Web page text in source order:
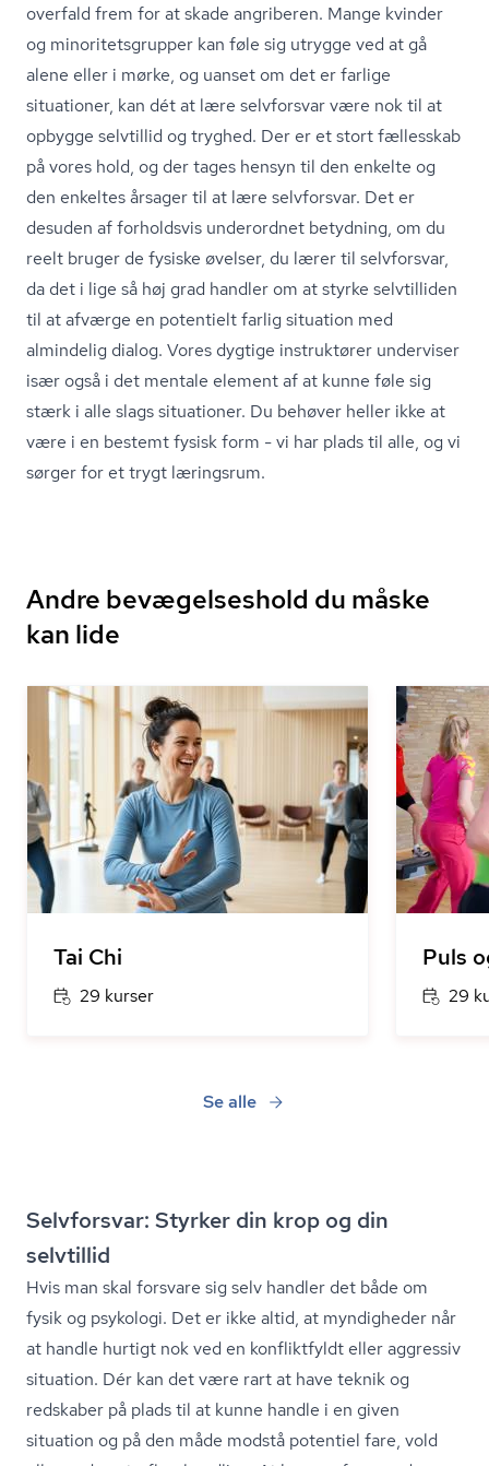
overfald frem for at skade angriberen. Mange kvinder
og mi­no­ri­tets­grup­per kan føle sig utrygge ved at gå
alene eller i mørke, og uanset om det er farlige
situationer, kan dét at lære selvforsvar være nok til at
opbygge selvtillid og tryghed. Der er et stort fællesskab
på vores hold, og der tages hensyn til den enkelte og
den enkeltes årsager til at lære selvforsvar. Det er
desuden af forholdsvis underordnet betydning, om du
reelt bruger de fysiske øvelser, du lærer til selvforsvar,
da det i lige så høj grad handler om at styrke selvtilliden
til at afværge en potentielt farlig situation med
almindelig dialog. Vores dygtige instruktører underviser
især også i det mentale element af at kunne føle sig
stærk i alle slags situationer. Du behøver heller ikke at
være i en bestemt fysisk form - vi har plads til alle, og vi
sørger for et trygt læringsrum.
Andre bevægelseshold du måske
kan lide
Tai Chi
29 kurser
Puls
29
Se alle
Selvforsvar: Styrker din krop og din
selvtillid
Hvis man skal forsvare sig selv handler det både om
fysik og psykologi. Det er ikke altid, at myndigheder når
at handle hurtigt nok ved en konfliktfyldt eller aggressiv
situation. Dér kan det være rart at have teknik og
redskaber på plads til at kunne handle i en given
situation og på den måde modstå potentiel fare, vold